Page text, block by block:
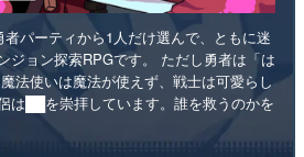
者パーティから1人だけ選んで、ともに迷
ジョン探索RPGです。 ただし勇者は「は
法使いは魔法が使えず、戦士は可愛らし
は██を崇拝しています。誰を救うのかを